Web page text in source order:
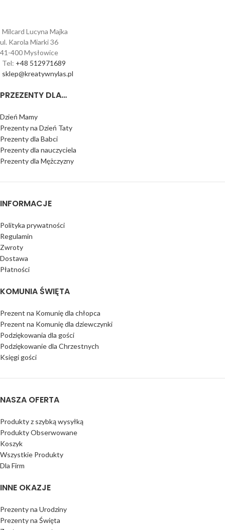
Milcard Lucyna Majka
ul. Karola Miarki 36
41-400 Mysłowice
Tel: +48 512971689
sklep@kreatywnylas.pl
PRZEZENTY DLA…
Dzień Mamy
Prezenty na Dzień Taty
Prezenty dla Babci
Prezenty dla nauczyciela
Prezenty dla Mężczyzny
INFORMACJE
Polityka prywatności
Regulamin
Zwroty
Dostawa
Płatności
KOMUNIA ŚWIĘTA
Prezent na Komunię dla chłopca
Prezent na Komunię dla dziewczynki
Podziękowania dla gości
Podziękowanie dla Chrzestnych
Księgi gości
NASZA OFERTA
Produkty z szybką wysyłką
Produkty Obserwowane
Koszyk
Wszystkie Produkty
Dla Firm
INNE OKAZJE
Prezenty na Urodziny
Prezenty na Święta